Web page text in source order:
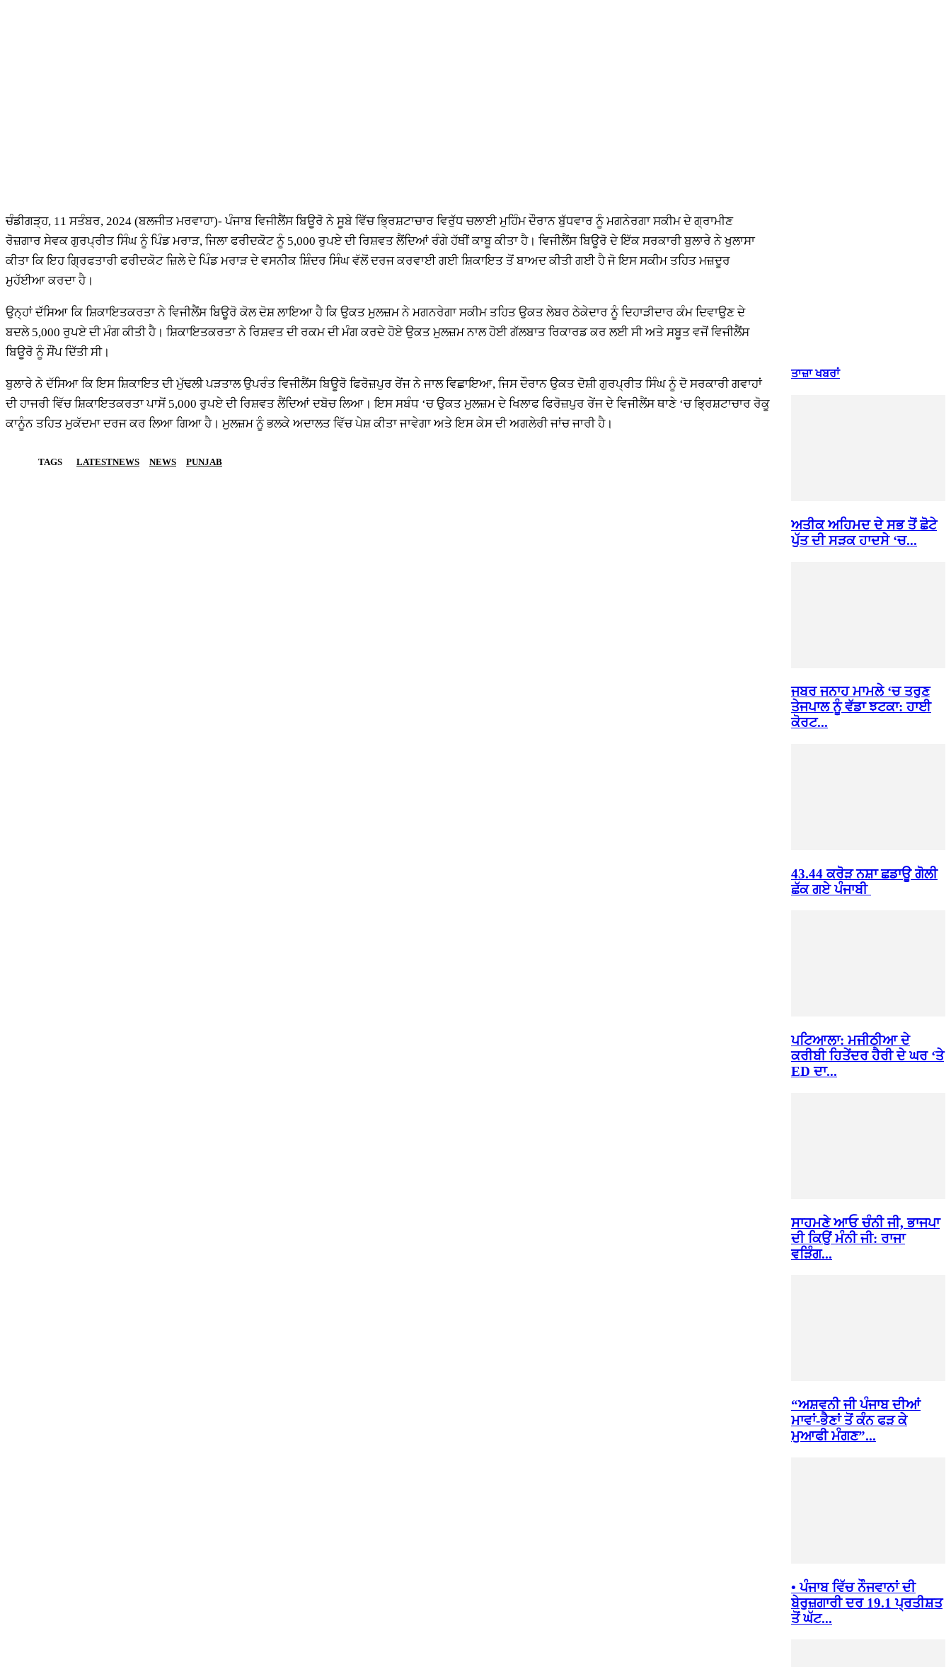
ਚੰਡੀਗੜ੍ਹ, 11 ਸਤੰਬਰ, 2024 (ਬਲਜੀਤ ਮਰਵਾਹਾ)- ਪੰਜਾਬ ਵਿਜੀਲੈਂਸ ਬਿਊਰੋ ਨੇ ਸੂਬੇ ਵਿੱਚ ਭ੍ਰਿਸ਼ਟਾਚਾਰ ਵਿਰੁੱਧ ਚਲਾਈ ਮੁਹਿੰਮ ਦੌਰਾਨ ਬੁੱਧਵਾਰ ਨੂੰ ਮਗਨੇਰਗਾ ਸਕੀਮ ਦੇ ਗ੍ਰਾਮੀਣ
ਰੋਜ਼ਗਾਰ ਸੇਵਕ ਗੁਰਪ੍ਰੀਤ ਸਿੰਘ ਨੂੰ ਪਿੰਡ ਮਰਾੜ, ਜਿਲਾ ਫਰੀਦਕੋਟ ਨੂੰ 5,000 ਰੁਪਏ ਦੀ ਰਿਸ਼ਵਤ ਲੈਂਦਿਆਂ ਰੰਗੇ ਹੱਥੀਂ ਕਾਬੂ ਕੀਤਾ ਹੈ। ਵਿਜੀਲੈਂਸ ਬਿਊਰੋ ਦੇ ਇੱਕ ਸਰਕਾਰੀ ਬੁਲਾਰੇ ਨੇ ਖੁਲਾਸਾ
ਕੀਤਾ ਕਿ ਇਹ ਗ੍ਰਿਫਤਾਰੀ ਫਰੀਦਕੋਟ ਜ਼ਿਲੇ ਦੇ ਪਿੰਡ ਮਰਾੜ ਦੇ ਵਸਨੀਕ ਸ਼ਿੰਦਰ ਸਿੰਘ ਵੱਲੋਂ ਦਰਜ ਕਰਵਾਈ ਗਈ ਸ਼ਿਕਾਇਤ ਤੋਂ ਬਾਅਦ ਕੀਤੀ ਗਈ ਹੈ ਜੋ ਇਸ ਸਕੀਮ ਤਹਿਤ ਮਜ਼ਦੂਰ
ਮੁਹੱਈਆ ਕਰਦਾ ਹੈ।
ਉਨ੍ਹਾਂ ਦੱਸਿਆ ਕਿ ਸ਼ਿਕਾਇਤਕਰਤਾ ਨੇ ਵਿਜੀਲੈਂਸ ਬਿਊਰੋ ਕੋਲ ਦੋਸ਼ ਲਾਇਆ ਹੈ ਕਿ ਉਕਤ ਮੁਲਜ਼ਮ ਨੇ ਮਗਨਰੇਗਾ ਸਕੀਮ ਤਹਿਤ ਉਕਤ ਲੇਬਰ ਠੇਕੇਦਾਰ ਨੂੰ ਦਿਹਾੜੀਦਾਰ ਕੰਮ ਦਿਵਾਉਣ ਦੇ
ਬਦਲੇ 5,000 ਰੁਪਏ ਦੀ ਮੰਗ ਕੀਤੀ ਹੈ। ਸ਼ਿਕਾਇਤਕਰਤਾ ਨੇ ਰਿਸ਼ਵਤ ਦੀ ਰਕਮ ਦੀ ਮੰਗ ਕਰਦੇ ਹੋਏ ਉਕਤ ਮੁਲਜ਼ਮ ਨਾਲ ਹੋਈ ਗੱਲਬਾਤ ਰਿਕਾਰਡ ਕਰ ਲਈ ਸੀ ਅਤੇ ਸਬੂਤ ਵਜੋਂ ਵਿਜੀਲੈਂਸ
ਬਿਊਰੋ ਨੂੰ ਸੌਂਪ ਦਿੱਤੀ ਸੀ।
ਬੁਲਾਰੇ ਨੇ ਦੱਸਿਆ ਕਿ ਇਸ ਸ਼ਿਕਾਇਤ ਦੀ ਮੁੱਢਲੀ ਪੜਤਾਲ ਉਪਰੰਤ ਵਿਜੀਲੈਂਸ ਬਿਊਰੋ ਫਿਰੋਜ਼ਪੁਰ ਰੇਂਜ ਨੇ ਜਾਲ ਵਿਛਾਇਆ, ਜਿਸ ਦੌਰਾਨ ਉਕਤ ਦੋਸ਼ੀ ਗੁਰਪ੍ਰੀਤ ਸਿੰਘ ਨੂੰ ਦੋ ਸਰਕਾਰੀ ਗਵਾਹਾਂ
ਦੀ ਹਾਜਰੀ ਵਿੱਚ ਸ਼ਿਕਾਇਤਕਰਤਾ ਪਾਸੋਂ 5,000 ਰੁਪਏ ਦੀ ਰਿਸ਼ਵਤ ਲੈਂਦਿਆਂ ਦਬੋਚ ਲਿਆ। ਇਸ ਸਬੰਧ ‘ਚ ਉਕਤ ਮੁਲਜ਼ਮ ਦੇ ਖਿਲਾਫ ਫਿਰੋਜ਼ਪੁਰ ਰੇਂਜ ਦੇ ਵਿਜੀਲੈਂਸ ਥਾਣੇ ‘ਚ ਭ੍ਰਿਸ਼ਟਾਚਾਰ ਰੋਕੂ
ਕਾਨੂੰਨ ਤਹਿਤ ਮੁਕੱਦਮਾ ਦਰਜ ਕਰ ਲਿਆ ਗਿਆ ਹੈ। ਮੁਲਜ਼ਮ ਨੂੰ ਭਲਕੇ ਅਦਾਲਤ ਵਿੱਚ ਪੇਸ਼ ਕੀਤਾ ਜਾਵੇਗਾ ਅਤੇ ਇਸ ਕੇਸ ਦੀ ਅਗਲੇਰੀ ਜਾਂਚ ਜਾਰੀ ਹੈ।
TAGS LATESTNEWS NEWS PUNJAB
ਤਾਜ਼ਾ ਖਬਰਾਂ
ਅਤੀਕ ਅਹਿਮਦ ਦੇ ਸਭ ਤੋਂ ਛੋਟੇ
ਪੁੱਤ ਦੀ ਸੜਕ ਹਾਦਸੇ ‘ਚ...
ਜਬਰ ਜਨਾਹ ਮਾਮਲੇ ‘ਚ ਤਰੁਣ
ਤੇਜਪਾਲ ਨੂੰ ਵੱਡਾ ਝਟਕਾ: ਹਾਈ
ਕੋਰਟ...
43.44 ਕਰੋੜ ਨਸ਼ਾ ਛਡਾਊ ਗੋਲੀ
ਛੱਕ ਗਏ ਪੰਜਾਬੀ
ਪਟਿਆਲਾ: ਮਜੀਠੀਆ ਦੇ
ਕਰੀਬੀ ਹਿਤੇਂਦਰ ਹੈਰੀ ਦੇ ਘਰ ‘ਤੇ
ED ਦਾ...
ਸਾਹਮਣੇ ਆਓ ਚੰਨੀ ਜੀ, ਭਾਜਪਾ
ਦੀ ਕਿਉਂ ਮੰਨੀ ਜੀ: ਰਾਜਾ
ਵੜਿੰਗ...
“ਅਸ਼ਵਨੀ ਜੀ ਪੰਜਾਬ ਦੀਆਂ
ਮਾਵਾਂ-ਭੈਣਾਂ ਤੋਂ ਕੰਨ ਫੜ ਕੇ
ਮੁਆਫੀ ਮੰਗਣ”...
• ਪੰਜਾਬ ਵਿੱਚ ਨੌਜਵਾਨਾਂ ਦੀ
ਬੇਰੁਜ਼ਗਾਰੀ ਦਰ 19.1 ਪ੍ਰਤੀਸ਼ਤ
ਤੋਂ ਘੱਟ...